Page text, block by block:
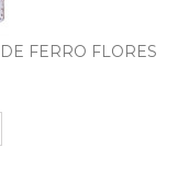
FERRO FLORES